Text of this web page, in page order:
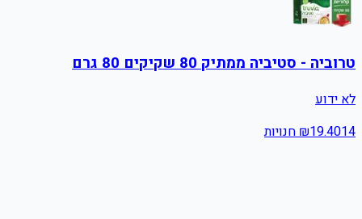
טרוביה - סטיביה ממתיק 80 שקיקים 80 גרם
לא ידוע
₪19.4014 חנויות